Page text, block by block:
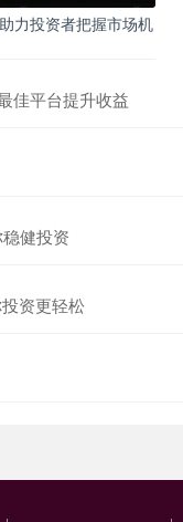
力投资者把握市场机
佳平台提升收益
健投资
资更轻松